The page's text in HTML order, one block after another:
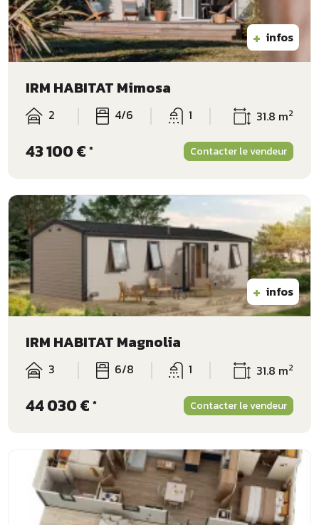
+ infos
IRM HABITAT Mimosa
2 4/6 1 31.8 m2
43 100 € * Contacter le vendeur
+ infos
IRM HABITAT Magnolia
3 6/8 1 31.8 m2
44 030 € * Contacter le vendeur